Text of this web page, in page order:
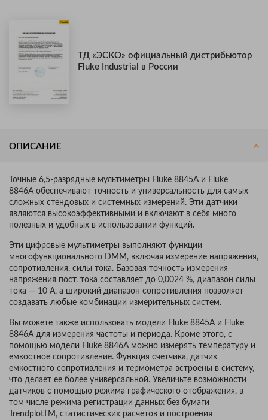
ТД «ЭСКО» официальный дистрибьютор
Fluke Industrial в России
ОПИСАНИЕ
Точные 6,5-разрядные мультиметры Fluke 8845A и Fluke
8846A обеспечивают точность и универсальность для самых
сложных стендовых и системных измерений. Эти датчики
являются высокоэффективными и включают в себя много
полезных и удобных в использовании функций.
Эти цифровые мультиметры выполняют функции
многофункционального DMM, включая измерение напряжения,
сопротивления, силы тока. Базовая точность измерения
напряжения пост. тока составляет до 0,0024 %, диапазон силы
тока — 10 А, а широкий диапазон сопротивления позволяет
создавать любые комбинации измерительных систем.
Вы можете также использовать модели Fluke 8845A и Fluke
8846A для измерения частоты и периода. Кроме этого, с
помощью модели Fluke 8846A можно измерять температуру и
емкостное сопротивление. Функция счетчика, датчик
емкостного сопротивления и термометра встроены в систему,
что делает ее более универсальной. Увеличьте возможности
датчиков с помощью режима графического отображения, в
том числе режима регистрации данных без бумаги
TrendplotTM, статистических расчетов и построения